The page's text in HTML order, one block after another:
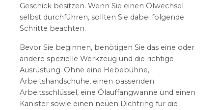
Geschick besitzen. Wenn Sie einen Ölwechsel
selbst durchführen, sollten Sie dabei folgende
Schritte beachten.
Bevor Sie beginnen, benötigen Sie das eine oder
andere spezielle Werkzeug und die richtige
Ausrüstung. Ohne eine Hebebühne,
Arbeitshandschuhe, einen passenden
Arbeitsschlüssel, eine Ölauffangwanne und einen
Kanister sowie einen neuen Dichtring für die